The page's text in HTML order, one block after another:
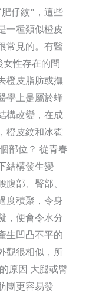
仔紋”，這些
一種類似橙皮
常見的。有醫
性存在的問
橙皮脂肪或撫
學上是屬於蜂
構改變，在成
橙皮紋和冰雹
部位？ 從青春
結構發生變
部、臀部、
度積聚，令身
，便會令水分
生凹凸不平的
觀很相似，所
原因 大腿或臀
團更容易發